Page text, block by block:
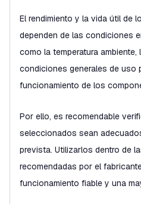
El rendimiento y la vida útil de
dependen de las condiciones
como la temperatura
condiciones generales de uso
funcionamiento de los
Por ello, es recomendable
seleccionados sean
prevista. Utilizarlos dentro de
recomendadas por el
funcionamiento fiable y una